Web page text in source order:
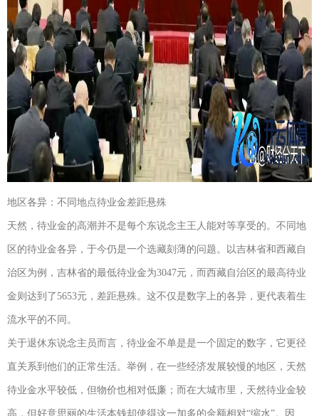
地区各异：不同地点待业金差距悬殊
天然，待业金的高潮并不是每个东说念主王人能对等享受的。不同地
区的待业金各异，于今仍是一个选藏刻薄的问题。以吉林省和西藏自
治区为例，吉林省的最低待业金为3047元，而西藏自治区的最高待业
金则达到了5653元，差距悬殊。这不仅是数字上的各异，更代表着生
流水平的不同。
关于退休东说念主员而言，待业金不单是是一个固定的数字，它更径
直关系到他们的正常生活。举例，在一些经济发展较慢的地区，天然
待业金水平较低，但物价也相对低廉；而在大城市里，天然待业金较
高，但好意思丽的生活本钱却使得这一加多的金额相对“缩水”。因